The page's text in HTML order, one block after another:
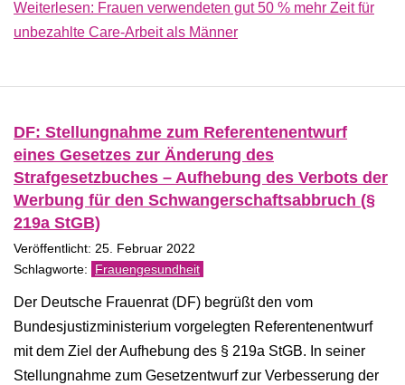
Weiterlesen: Frauen verwendeten gut 50 % mehr Zeit für
unbezahlte Care-Arbeit als Männer
DF: Stellungnahme zum Referentenentwurf
eines Gesetzes zur Änderung des
Strafgesetzbuches – Aufhebung des Verbots der
Werbung für den Schwangerschaftsabbruch (§
219a StGB)
Veröffentlicht: 25. Februar 2022
Frauengesundheit
Der Deutsche Frauenrat (DF) begrüßt den vom
Bundesjustizministerium vorgelegten Referentenentwurf
mit dem Ziel der Aufhebung des § 219a StGB. In seiner
Stellungnahme zum Gesetzentwurf zur Verbesserung der